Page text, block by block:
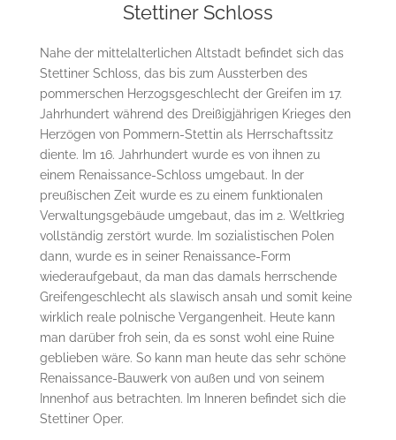
Stettiner Schloss
Nahe der mittelalterlichen Altstadt befindet sich das
Stettiner Schloss, das bis zum Aussterben des
pommerschen Herzogsgeschlecht der Greifen im 17.
Jahrhundert während des Dreißigjährigen Krieges den
Herzögen von Pommern-Stettin als Herrschaftssitz
diente. Im 16. Jahrhundert wurde es von ihnen zu
einem Renaissance-Schloss umgebaut. In der
preußischen Zeit wurde es zu einem funktionalen
Verwaltungsgebäude umgebaut, das im 2. Weltkrieg
vollständig zerstört wurde. Im sozialistischen Polen
dann, wurde es in seiner Renaissance-Form
wiederaufgebaut, da man das damals herrschende
Greifengeschlecht als slawisch ansah und somit keine
wirklich reale polnische Vergangenheit. Heute kann
man darüber froh sein, da es sonst wohl eine Ruine
geblieben wäre. So kann man heute das sehr schöne
Renaissance-Bauwerk von außen und von seinem
Innenhof aus betrachten. Im Inneren befindet sich die
Stettiner Oper.